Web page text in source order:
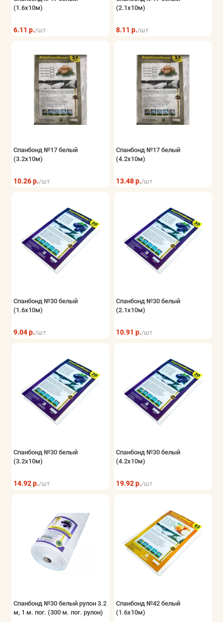
(1.6x10м)
6.11 р./шт
(2.1x10м)
8.11 р./шт
Спанбонд №17 белый
(3.2x10м)
10.26 р./шт
Спанбонд №17 белый
(4.2x10м)
13.48 р./шт
Спанбонд №30 белый
(1.6х10м)
9.04 р./шт
Спанбонд №30 белый
(2.1x10м)
10.91 р./шт
Спанбонд №30 белый
(3.2x10м)
14.92 р./шт
Спанбонд №30 белый
(4.2x10м)
19.92 р./шт
Спанбонд №30 белый рулон 3.2
м, 1 м. пог. (300 м. пог. рулон)
Спанбонд №42 белый
(1.6х10м)